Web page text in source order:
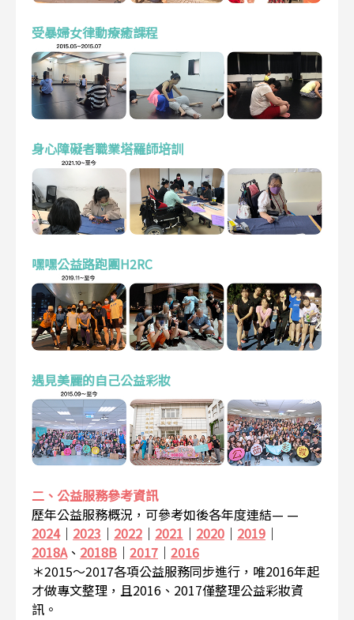
受暴婦女律動療癒課程
身心障礙者職業塔羅師培訓
嘿嘿公益路跑團H2RC
遇見美麗的自己公益彩妝
二、公益服務參考資訊
歷年公益服務概況，可參考如後各年度連結— —
2024｜ 2023 ｜ 2022 ｜ 2021 ｜ 2020 ｜ 2019 ｜
2018A、 2018B ｜ 2017 ｜ 2016
＊2015～2017各項公益服務同步進行，唯2016年起
才做專文整理，且2016、2017僅整理公益彩妝資
訊。